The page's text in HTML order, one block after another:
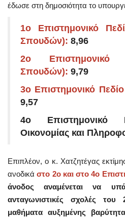
έδωσε στη δημοσιότητα το
1ο Επιστημονικό
Σπουδών): 8,96
2ο Επιστημονικό
Σπουδών): 9,79
3ο Επιστημονικό
9,57
4ο Επιστημονικό
Οικονομίας και
Επιπλέον, ο κ. Χατζητέγας
ανοδικάστο 2ο και στο 4ο
άνοδος αναμένεται να
ανταγωνιστικές σχολές
μαθήματα αυξημένης